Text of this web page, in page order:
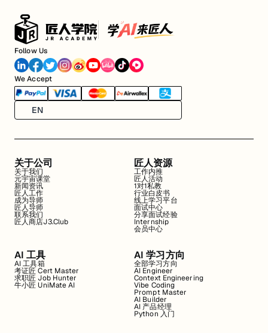
Follow Us
We Accept
EN
关于公司
关于我们
元宇宙课堂
新闻资讯
匠人工作
成为导师
匠人导师
联系我们
匠人商店J3.Club
匠人资源
工作内推
匠人活动
1对1私教
行业白皮书
线上学习平台
面试中心
分享面试经验
Internship
会员中心
AI 工具
AI 工具箱
考证匠 Cert Master
求职匠 Job Hunter
牛小匠 UniMate AI
AI 学习方向
全部学习方向
AI Engineer
Context Engineering
Vibe Coding
Prompt Master
AI Builder
AI 产品经理
Python 入门